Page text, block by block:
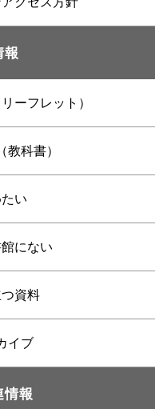
報
ーフレット）
教科書）
い
にない
資料
イブ
情報